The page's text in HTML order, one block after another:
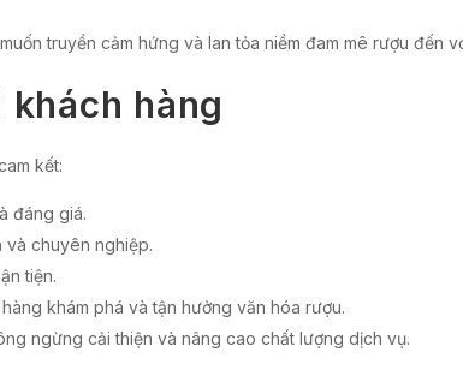
truyền cảm hứng và lan tỏa niềm đam mê rượu đến
hàng
kết:
đáng giá.
và chuyên nghiệp.
tiện.
khám phá và tận hưởng văn hóa rượu.
ngừng cải thiện và nâng cao chất lượng dịch vụ.